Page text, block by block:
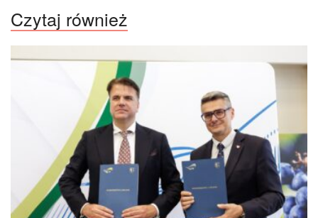
Czytaj również